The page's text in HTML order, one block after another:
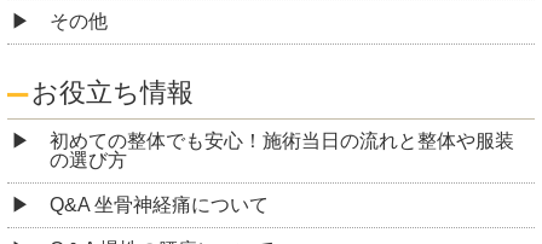
その他
お役立ち情報
初めての整体でも安心！施術当日の流れと整体や服装
の選び方
Q&A 坐骨神経痛について